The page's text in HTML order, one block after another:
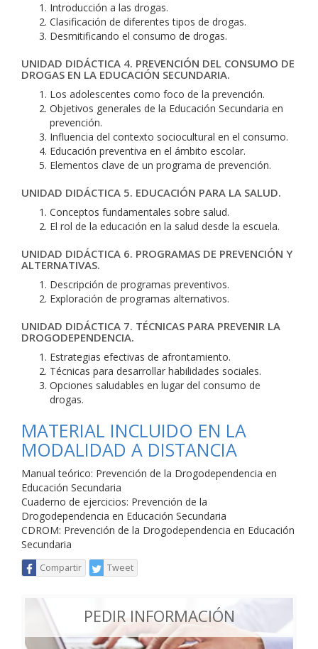
Introducción a las drogas.
Clasificación de diferentes tipos de drogas.
Desmitificando el consumo de drogas.
UNIDAD DIDÁCTICA 4. PREVENCIÓN DEL CONSUMO DE
DROGAS EN LA EDUCACIÓN SECUNDARIA.
Los adolescentes como foco de la prevención.
Objetivos generales de la Educación Secundaria en
prevención.
Influencia del contexto sociocultural en el consumo.
Educación preventiva en el ámbito escolar.
Elementos clave de un programa de prevención.
UNIDAD DIDÁCTICA 5. EDUCACIÓN PARA LA SALUD.
Conceptos fundamentales sobre salud.
El rol de la educación en la salud desde la escuela.
UNIDAD DIDÁCTICA 6. PROGRAMAS DE PREVENCIÓN Y
ALTERNATIVAS.
Descripción de programas preventivos.
Exploración de programas alternativos.
UNIDAD DIDÁCTICA 7. TÉCNICAS PARA PREVENIR LA
DROGODEPENDENCIA.
Estrategias efectivas de afrontamiento.
Técnicas para desarrollar habilidades sociales.
Opciones saludables en lugar del consumo de
drogas.
MATERIAL INCLUIDO EN LA
MODALIDAD A DISTANCIA
Manual teórico: Prevención de la Drogodependencia en
Educación Secundaria
Cuaderno de ejercicios: Prevención de la
Drogodependencia en Educación Secundaria
CDROM: Prevención de la Drogodependencia en Educación
Secundaria
Compartir Tweet
PEDIR INFORMACIÓN